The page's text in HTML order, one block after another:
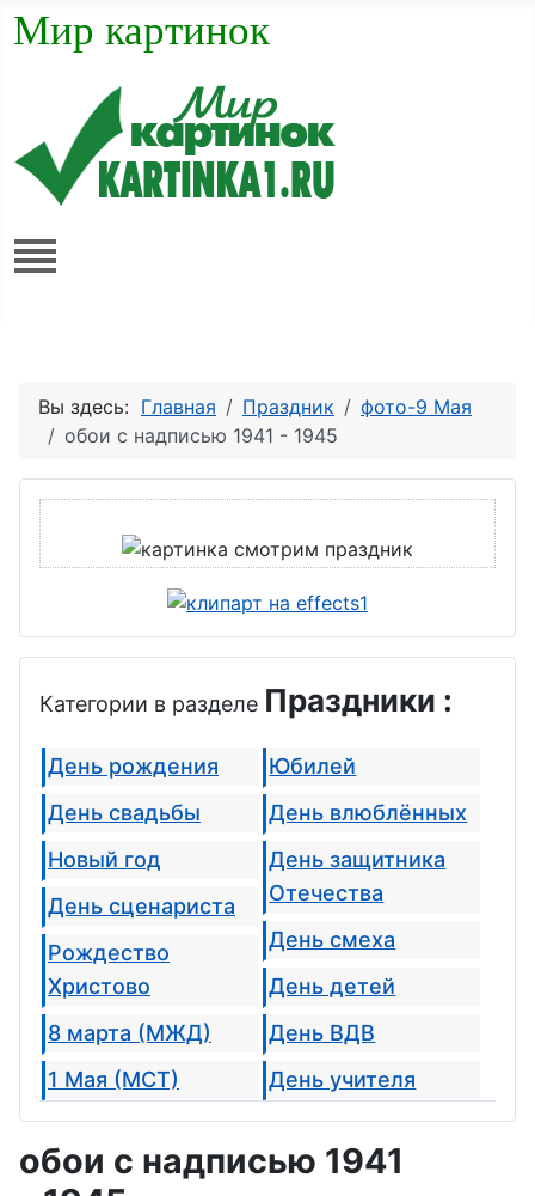
Мир картинок
Вы здесь: Главная Праздник
фото-9 Мая
обои с надписью 1941 - 1945
Категории в разделе Праздники :
День рождения
День свадьбы
Новый год
День сценариста
Рождество
Христово
8 марта (МЖД)
1 Мая (МСТ)
День Победы
День семьи
Юбилей
День влюблённых
День защитника
Отечества
День смеха
День детей
День ВДВ
День учителя
День бабушек и
дедушек
обои с надписью 1941